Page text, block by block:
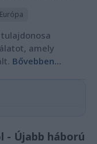
Európa
amely
Bővebben...
- Újabb háború